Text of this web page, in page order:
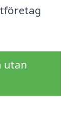
utan